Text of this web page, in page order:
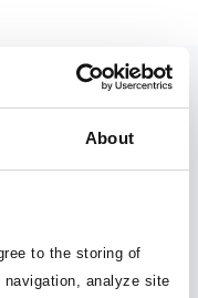
About
to the storing of
analyze site